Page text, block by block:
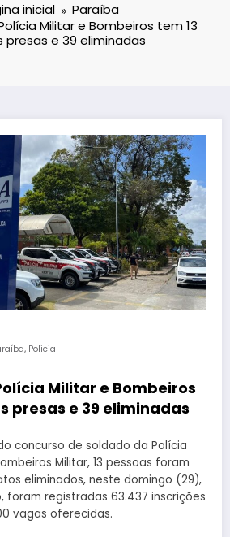
inicial
Paraíba
Militar e Bombeiros tem 13
presas e 39 eliminadas
, Policial
Militar e Bombeiros
presas e 39 eliminadas
concurso de soldado da Polícia
Militar, 13 pessoas foram
eliminados, neste domingo (29),
foram registradas 63.437 inscrições
vagas oferecidas.